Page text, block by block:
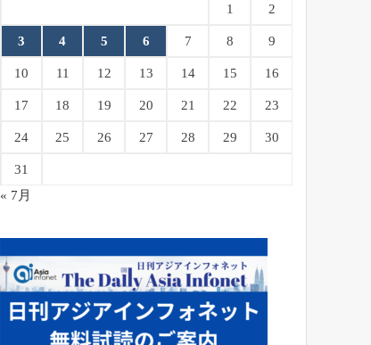
1 2
3 4 5 6 7 8 9
10 11 12 13 14 15 16
17 18 19 20 21 22 23
24 25 26 27 28 29 30
31
« 7月